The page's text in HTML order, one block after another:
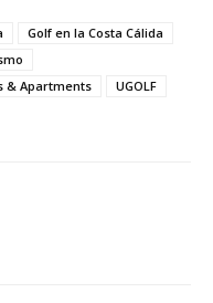
Golf en la Costa Cálida
& Apartments
UGOLF